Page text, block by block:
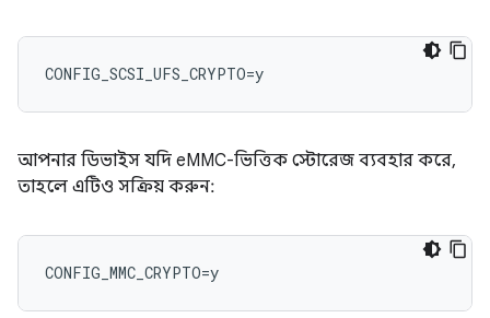
আপনার ডিভাইস যদি eMMC-ভিত্তিক স্টোরেজ ব্যবহার করে,
তাহলে এটিও সক্রিয় করুন: